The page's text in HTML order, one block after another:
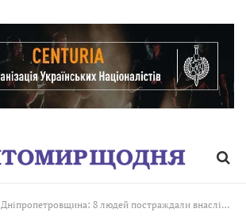
Дніпропетровщина: 8 людей постраждали внаслідок масованої атаки безпілотниками по місту Кам’янське